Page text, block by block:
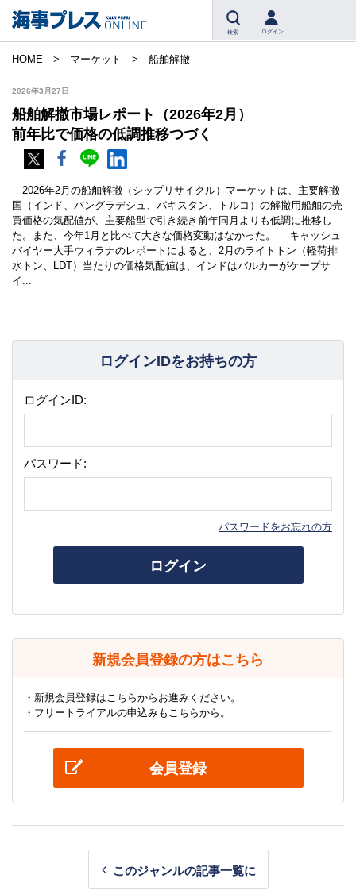
検索 ログイン
HOME マーケット 船舶解撤
2026年3月27日
船舶解撤市場レポート（2026年2月）
前年比で価格の低調推移つづく
2026年2月の船舶解撤（シップリサイクル）マーケットは、主要解撤
国（インド、バングラデシュ、パキスタン、トルコ）の解撤用船舶の売
買価格の気配値が、主要船型で引き続き前年同月よりも低調に推移し
た。また、今年1月と比べて大きな価格変動はなかった。 キャッシュ
バイヤー大手ウィラナのレポートによると、2月のライトトン（軽荷排
水トン、LDT）当たりの価格気配値は、インドはバルカーがケープサ
イ...
ログインIDをお持ちの方
ログインID:
パスワード:
パスワードをお忘れの方
ログイン
新規会員登録の方はこちら
・新規会員登録はこちらからお進みください。
・フリートライアルの申込みもこちらから。
会員登録
このジャンルの記事一覧に